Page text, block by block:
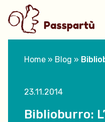
Home » Blog »
23.11.2014
Biblioburro: